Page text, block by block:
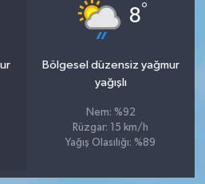
8°
Bölgesel düzensiz yağmur
yağışlı
Nem: %92
Rüzgar: 15 km/h
Yağış Olasılığı: %89